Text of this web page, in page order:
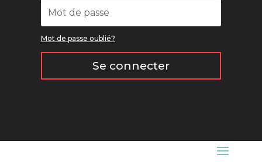
Mot de passe oublié?
Se connecter